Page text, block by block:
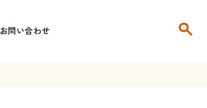
お問い合わせ search